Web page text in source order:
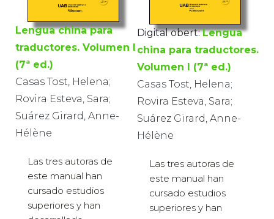
Lengua china para
traductores. Volumen I
(7ª ed.)
Casas Tost, Helena;
Rovira Esteva, Sara;
Suárez Girard, Anne-
Hélène
Las tres autoras de
este manual han
cursado estudios
superiores y han
Digital obert: Lengua
china para traductores.
Volumen I (7ª ed.)
Casas Tost, Helena;
Rovira Esteva, Sara;
Suárez Girard, Anne-
Hélène
Las tres autoras de
este manual han
cursado estudios
superiores y han